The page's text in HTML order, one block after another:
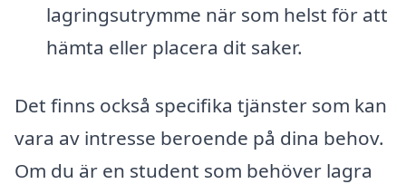
lagringsutrymme när som helst för att
hämta eller placera dit saker.
Det finns också specifika tjänster som kan
vara av intresse beroende på dina behov.
Om du är en student som behöver lagra